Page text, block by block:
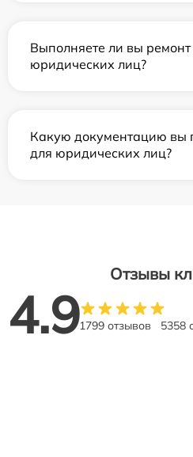
Выполняете ли вы ремонт
юридических лиц?
Какую документацию вы
для юридических лиц?
Отзывы
4.91799 отзывов 5358